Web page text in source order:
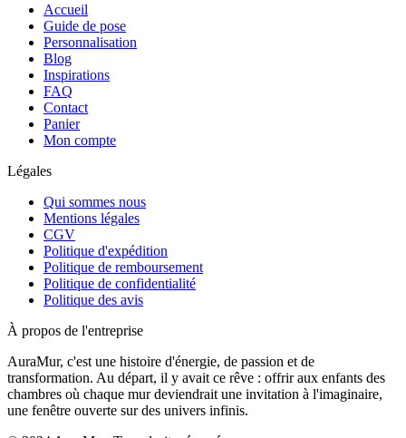
Accueil
Guide de pose
Personnalisation
Blog
Inspirations
FAQ
Contact
Panier
Mon compte
Légales
Qui sommes nous
Mentions légales
CGV
Politique d'expédition
Politique de remboursement
Politique de confidentialité
Politique des avis
À propos de l'entreprise
AuraMur, c'est une histoire d'énergie, de passion et de
transformation. Au départ, il y avait ce rêve : offrir aux enfants des
chambres où chaque mur deviendrait une invitation à l'imaginaire,
une fenêtre ouverte sur des univers infinis.